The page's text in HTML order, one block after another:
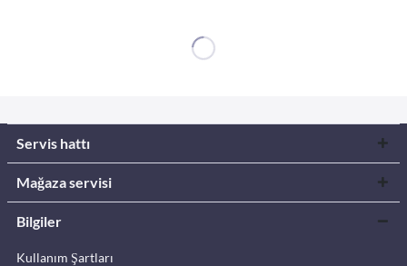
Servis hattı
Mağaza servisi
Bilgiler
Kullanım Şartları